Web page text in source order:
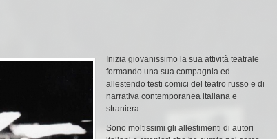
Inizia giovanissimo la sua attività teatrale
formando una sua compagnia ed
allestendo testi comici del teatro russo e di
narrativa contemporanea italiana e
straniera.
Sono moltissimi gli allestimenti di autori